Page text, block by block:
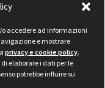
accedere ad informazioni
e mostrare
privacy e cookie policy.
elaborare i dati per le
potrebbe influire su